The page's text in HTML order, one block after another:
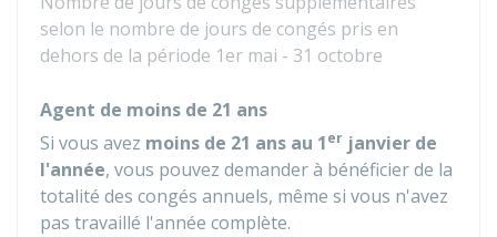
selon le nombre de jours de congés pris en
dehors de la période 1er mai - 31 octobre
Agent de moins de 21 ans
Si vous avez moins de 21 ans au 1er janvier de
l'année, vous pouvez demander à bénéficier de la
totalité des congés annuels, même si vous n'avez
pas travaillé l'année complète.